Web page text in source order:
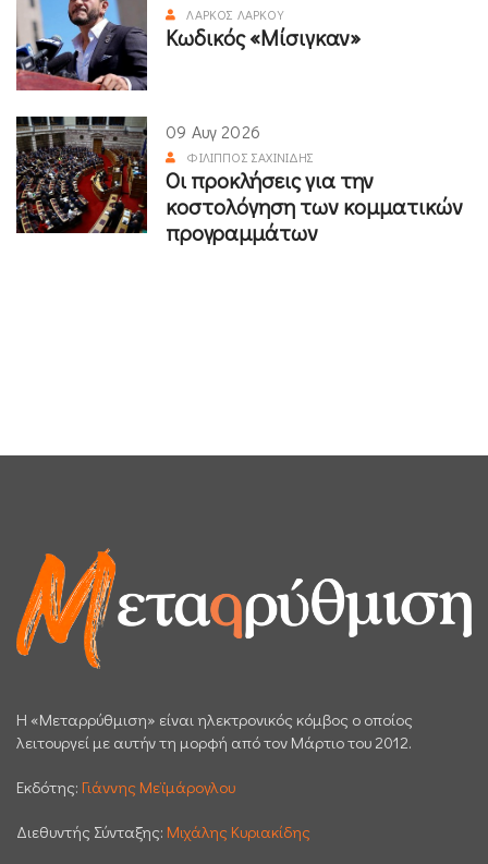
ΛΆΡΚΟΣ ΛΆΡΚΟΥ
Κωδικός «Μίσιγκαν»
09 Αυγ 2026
ΦΊΛΙΠΠΟΣ ΣΑΧΙΝΊΔΗΣ
Οι προκλήσεις για την
κοστολόγηση των κομματικών
προγραμμάτων
H «Μεταρρύθμιση» είναι ηλεκτρονικός κόμβος ο οποίος
λειτουργεί με αυτήν τη μορφή από τον Μάρτιο του 2012.
Εκδότης: Γιάννης Μεϊμάρογλου
Διεθυντής Σύνταξης: Μιχάλης Κυριακίδης